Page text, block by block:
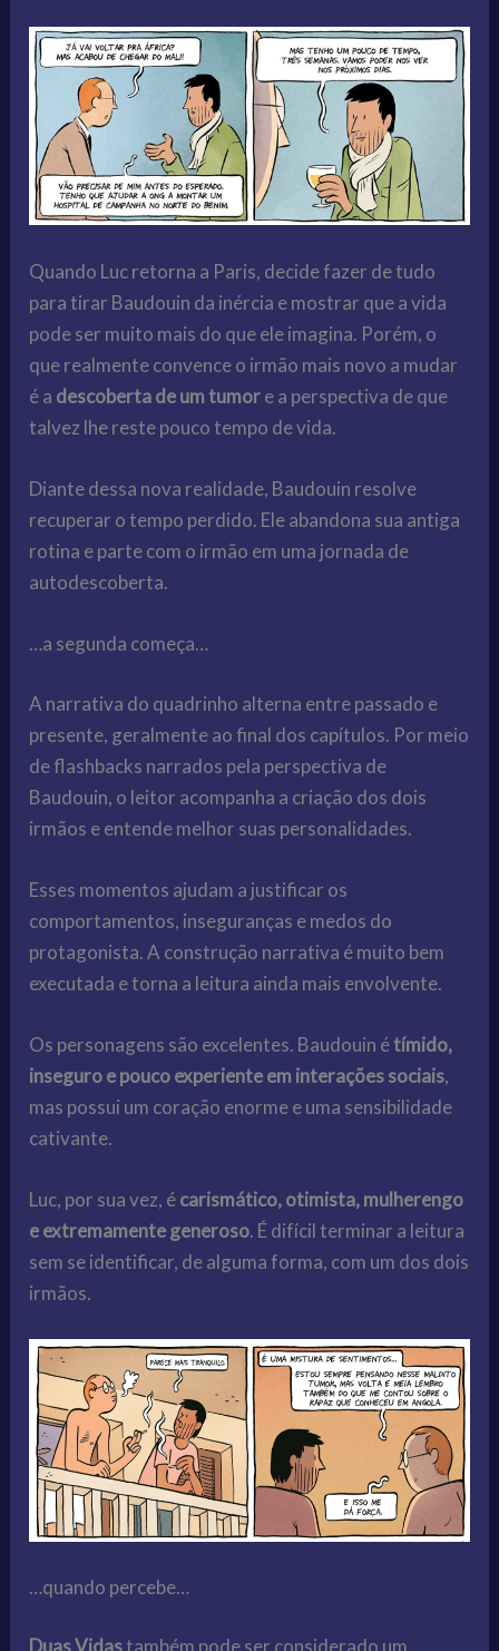
Quando Luc retorna a Paris, decide fazer de tudo
para tirar Baudouin da inércia e mostrar que a vida
pode ser muito mais do que ele imagina. Porém, o
que realmente convence o irmão mais novo a mudar
é a descoberta de um tumore a perspectiva de que
talvez lhe reste pouco tempo de vida.
Diante dessa nova realidade, Baudouin resolve
recuperar o tempo perdido. Ele abandona sua antiga
rotina e parte com o irmão em uma jornada de
autodescoberta.
…a segunda começa…
A narrativa do quadrinho alterna entre passado e
presente, geralmente ao final dos capítulos. Por meio
de flashbacks narrados pela perspectiva de
Baudouin, o leitor acompanha a criação dos dois
irmãos e entende melhor suas personalidades.
Esses momentos ajudam a justificar os
comportamentos, inseguranças e medos do
protagonista. A construção narrativa é muito bem
executada e torna a leitura ainda mais envolvente.
Os personagens são excelentes. Baudouin étímido,
inseguro e pouco experiente em interações sociais,
mas possui um coração enorme e uma sensibilidade
cativante.
Luc, por sua vez, écarismático, otimista, mulherengo
e extremamente generoso. É difícil terminar a leitura
sem se identificar, de alguma forma, com um dos dois
irmãos.
…quando percebe…
Duas Vidastambém pode ser considerado um